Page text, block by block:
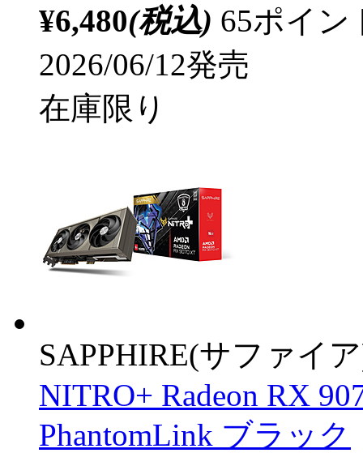
¥6,480(税込) 65ポイ
2026/06/12発売
在庫限り
SAPPHIRE(サファイ
NITRO+ Radeon RX
PhantomLink ブラック